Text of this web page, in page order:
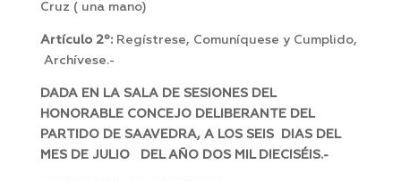
Cruz ( una mano)
Artículo 2º:Regístrese, Comuníquese y Cumplido,
Archívese.-
DADA EN LA SALA DE SESIONES DEL
HONORABLE CONCEJO DELIBERANTE DEL
PARTIDO DE SAAVEDRA, A LOS SEIS DIAS DEL
MES DE JULIO DEL AÑO DOS MIL DIECISÉIS.-